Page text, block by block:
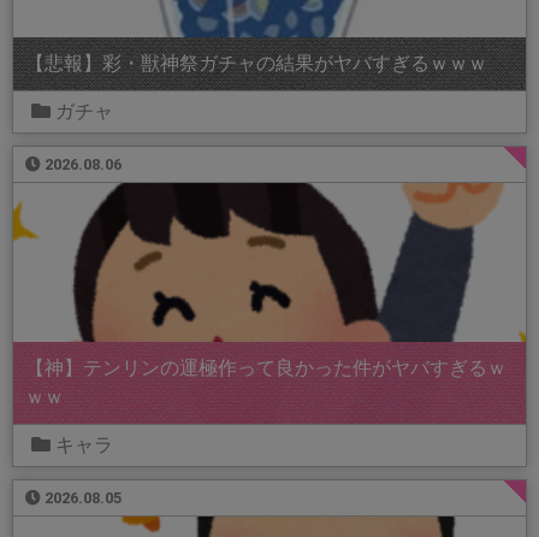
【悲報】彩・獣神祭ガチャの結果がヤバすぎるｗｗｗ
ガチャ
2026.08.06
【神】テンリンの運極作って良かった件がヤバすぎるｗ
ｗｗ
キャラ
2026.08.05